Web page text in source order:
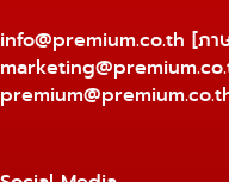
info@premium.co.th [ภา